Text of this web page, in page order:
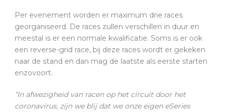
Per evenement worden er maximum drie races
georganiseerd. De races zullen verschillen in duur en
meestal is er een normale kwalificatie. Soms is er ook
een reverse-grid race, bij deze races wordt er gekeken
naar de stand en dan mag de laatste als eerste starten
enzovoort.
“In afwezigheid van racen op het circuit door het
coronavirus, zijn we blij dat we onze eigen eSeries